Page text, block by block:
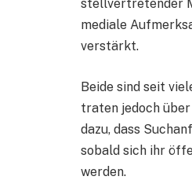
stellvertretender
mediale
verstärkt.
Beide sind seit
traten jedoch
dazu, dass
sobald sich ihr
werden.